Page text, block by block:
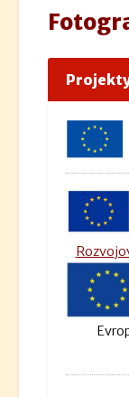
Projekty